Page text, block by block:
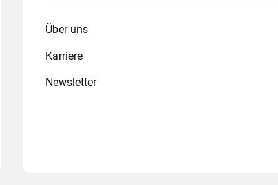
Über uns
Karriere
Newsletter